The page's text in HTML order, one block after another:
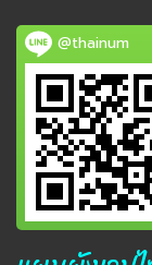
@thainum